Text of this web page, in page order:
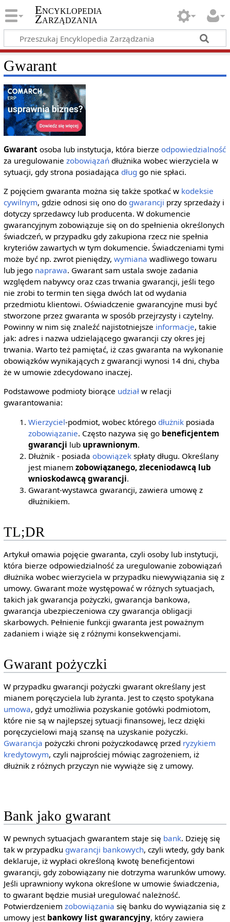
Encyklopedia
Zarządzania
Gwarant
Gwarantosoba lub instytucja, która bierze odpowiedzialność
za uregulowanie zobowiązańdłużnika wobec wierzyciela w
sytuacji, gdy strona posiadająca dług go nie spłaci.
Z pojęciem gwaranta można się także spotkać w kodeksie
cywilnym, gdzie odnosi się ono do gwarancji przy sprzedaży i
dotyczy sprzedawcy lub producenta. W dokumencie
gwarancyjnym zobowiązuje się on do spełnienia określonych
świadczeń, w przypadku gdy zakupiona rzecz nie spełnia
kryteriów zawartych w tym dokumencie. Świadczeniami tymi
może być np. zwrot pieniędzy, wymiana wadliwego towaru
lub jego naprawa. Gwarant sam ustala swoje zadania
względem nabywcy oraz czas trwania gwarancji, jeśli tego
nie zrobi to termin ten sięga dwóch lat od wydania
przedmiotu klientowi. Oświadczenie gwarancyjne musi być
stworzone przez gwaranta w sposób przejrzysty i czytelny.
Powinny w nim się znaleźć najistotniejsze informacje, takie
jak: adres i nazwa udzielającego gwarancji czy okres jej
trwania. Warto też pamiętać, iż czas gwaranta na wykonanie
obowiązków wynikających z gwarancji wynosi 14 dni, chyba
że w umowie zdecydowano inaczej.
Podstawowe podmioty biorące udziałw relacji
gwarantowania:
Wierzyciel-podmiot, wobec którego dłużnik posiada
zobowiązanie. Często nazywa się go beneficjentem
gwarancji lub uprawnionym.
Dłużnik - posiadaobowiązek spłaty długu. Określany
jest mianemzobowiązanego, zleceniodawcą lub
wnioskodawcą gwarancji.
Gwarant-wystawca gwarancji, zawiera umowę z
dłużnikiem.
TL;DR
Artykuł omawia pojęcie gwaranta, czyli osoby lub instytucji,
która bierze odpowiedzialność za uregulowanie zobowiązań
dłużnika wobec wierzyciela w przypadku niewywiązania się z
umowy. Gwarant może występować w różnych sytuacjach,
takich jak gwarancja pożyczki, gwarancja bankowa,
gwarancja ubezpieczeniowa czy gwarancja obligacji
skarbowych. Pełnienie funkcji gwaranta jest poważnym
zadaniem i wiąże się z różnymi konsekwencjami.
Gwarant pożyczki
W przypadku gwarancji pożyczki gwarant określany jest
mianem poręczyciela lub żyranta. Jest to często spotykana
umowa, gdyż umożliwia pozyskanie gotówki podmiotom,
które nie są w najlepszej sytuacji finansowej, lecz dzięki
poręczycielowi mają szansę na uzyskanie pożyczki.
Gwarancja pożyczki chroni pożyczkodawcę przed ryzykiem
kredytowym, czyli najprościej mówiąc zagrożeniem, iż
dłużnik z różnych przyczyn nie wywiąże się z umowy.
Bank jako gwarant
W pewnych sytuacjach gwarantem staje się bank. Dzieję się
tak w przypadku gwarancji bankowych, czyli wtedy, gdy bank
deklaruje, iż wypłaci określoną kwotę beneficjentowi
gwarancji, gdy zobowiązany nie dotrzyma warunków umowy.
Jeśli uprawniony wykona określone w umowie świadczenia,
to gwarant będzie musiał uregulować należność.
Potwierdzeniem zobowiązania się banku do wywiązania się z
umowy jest bankowy list gwarancyjny, który zawiera